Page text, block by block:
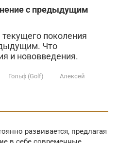
с предыдущим
поколения
Что
и нововведения.
Гольф (Golf)
Алексей
развивается, предлагая